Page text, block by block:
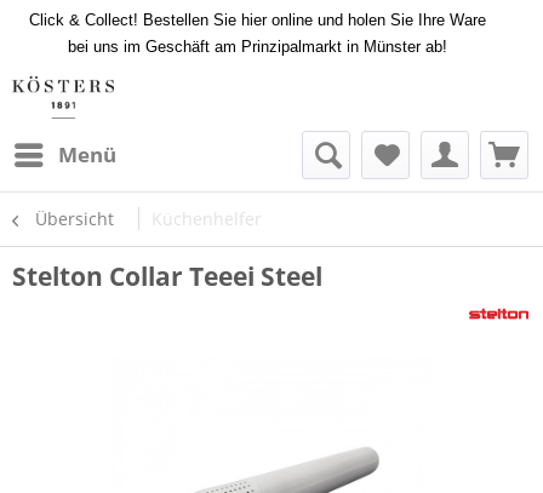
Click & Collect! Bestellen Sie hier online und holen Sie Ihre Ware
bei uns im Geschäft am Prinzipalmarkt in Münster ab!
Menü
Übersicht Küchenhelfer
Stelton Collar Teeei Steel